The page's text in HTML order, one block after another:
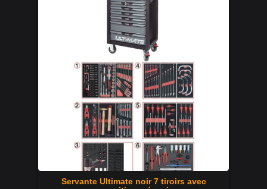
Servante Ultimate noir 7 tiroirs avec